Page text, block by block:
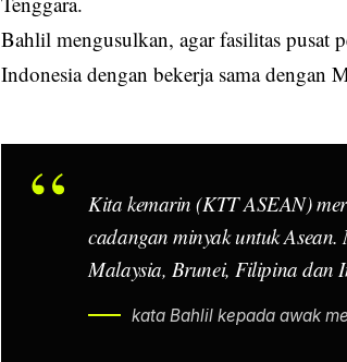
Bahlil mengusulkan, agar fasilitas pusat
Indonesia dengan bekerja sama dengan
Kita kemarin (KTT ASEAN)
cadangan minyak untuk
Malaysia, Brunei, Filipina dan
kata Bahlil kepada awak